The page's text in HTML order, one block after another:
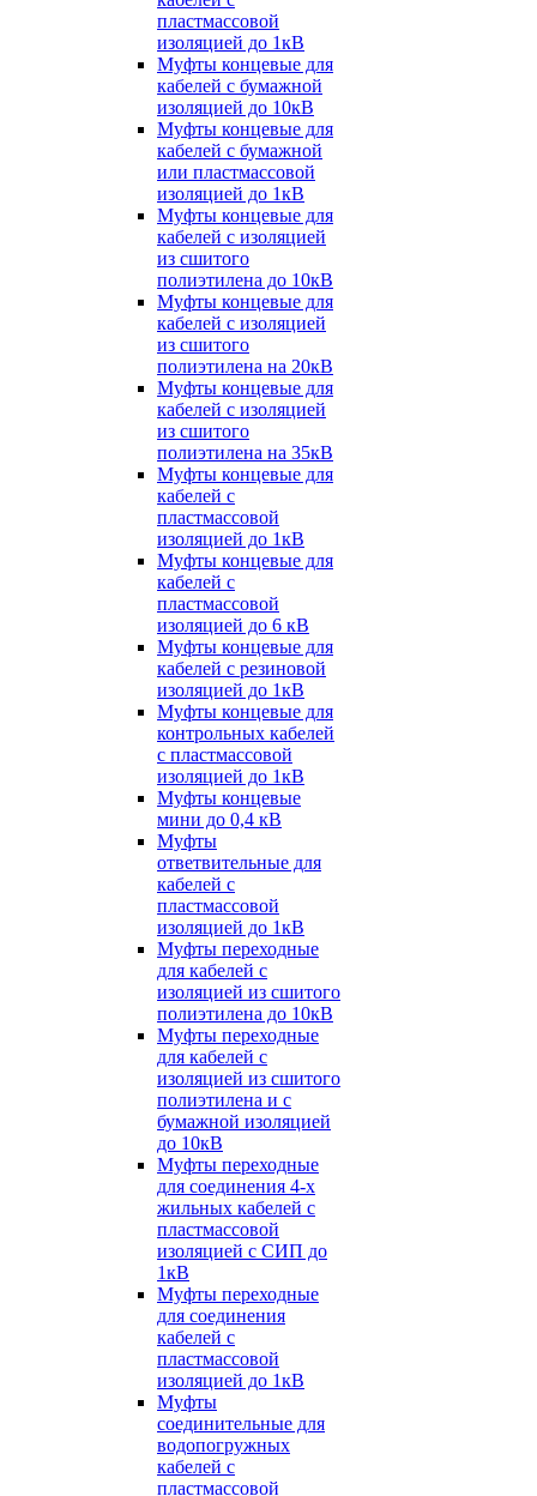
пластмассовой
изоляцией до 1кВ
Муфты концевые для
кабелей с бумажной
изоляцией до 10кВ
Муфты концевые для
кабелей с бумажной
или пластмассовой
изоляцией до 1кВ
Муфты концевые для
кабелей с изоляцией
из сшитого
полиэтилена до 10кВ
Муфты концевые для
кабелей с изоляцией
из сшитого
полиэтилена на 20кВ
Муфты концевые для
кабелей с изоляцией
из сшитого
полиэтилена на 35кВ
Муфты концевые для
кабелей с
пластмассовой
изоляцией до 1кВ
Муфты концевые для
кабелей с
пластмассовой
изоляцией до 6 кВ
Муфты концевые для
кабелей с резиновой
изоляцией до 1кВ
Муфты концевые для
контрольных кабелей
с пластмассовой
изоляцией до 1кВ
Муфты концевые
мини до 0,4 кВ
Муфты
ответвительные для
кабелей с
пластмассовой
изоляцией до 1кВ
Муфты переходные
для кабелей с
изоляцией из сшитого
полиэтилена до 10кВ
Муфты переходные
для кабелей с
изоляцией из сшитого
полиэтилена и с
бумажной изоляцией
до 10кВ
Муфты переходные
для соединения 4-х
жильных кабелей с
пластмассовой
изоляцией с СИП до
1кВ
Муфты переходные
для соединения
кабелей с
пластмассовой
изоляцией до 1кВ
Муфты
соединительные для
водопогружных
кабелей с
пластмассовой